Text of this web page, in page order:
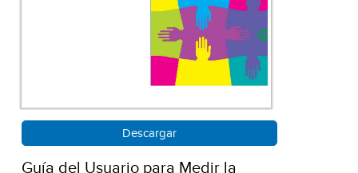
Descargar
Guía del Usuario para Medir la